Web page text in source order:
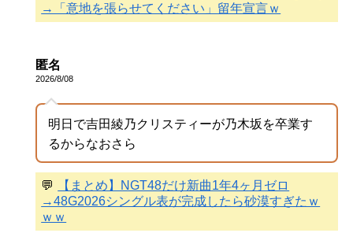
→「意地を張らせてください」留年宣言ｗ
匿名
2026/8/08
明日で吉田綾乃クリスティーが乃木坂を卒業す
るからなおさら
💬
【まとめ】NGT48だけ新曲1年4ヶ月ゼロ
→48G2026シングル表が完成したら砂漠すぎたｗ
ｗｗ